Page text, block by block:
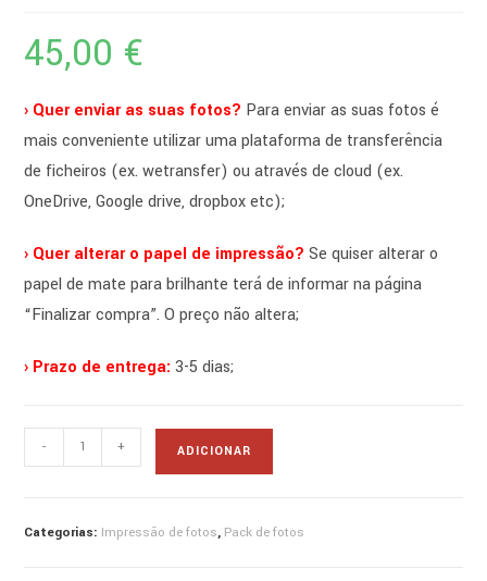
45,00 €
› Quer enviar as suas fotos? Para enviar as suas fotos é
mais conveniente utilizar uma plataforma de transferência
de ficheiros (ex. wetransfer) ou através de cloud (ex.
OneDrive, Google drive, dropbox etc);
› Quer alterar o papel de impressão?Se quiser alterar o
papel de mate para brilhante terá de informar na página
“Finalizar compra”. O preço não altera;
› Prazo de entrega: 3-5 dias;
Quantidade
de
- + ADICIONAR
Categorias: Impressão de fotos, Pack de fotos